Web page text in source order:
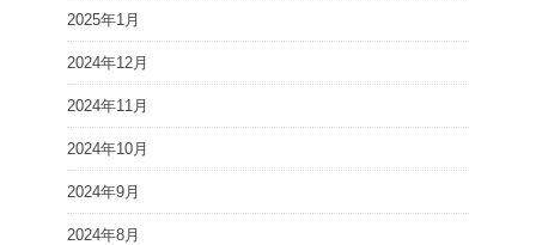
2025年1月
2024年12月
2024年11月
2024年10月
2024年9月
2024年8月